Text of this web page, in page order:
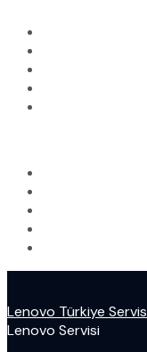
Lenovo Türkiye Servis
Lenovo Servisi